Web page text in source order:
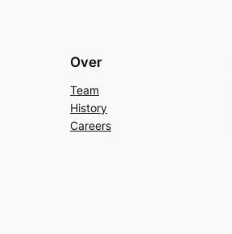
Over
Team
History
Careers